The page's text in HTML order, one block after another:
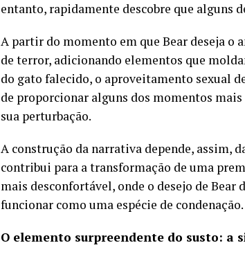
entanto, rapidamente descobre que alguns
A partir do momento em que Bear deseja
de terror, adicionando elementos que
do gato falecido, o aproveitamento sexual
de proporcionar alguns dos momentos
sua perturbação.
A construção da narrativa depende, assim,
contribui para a transformação de uma
mais desconfortável, onde o desejo de
funcionar como uma espécie de condenação.
O elemento surpreendente do susto: a